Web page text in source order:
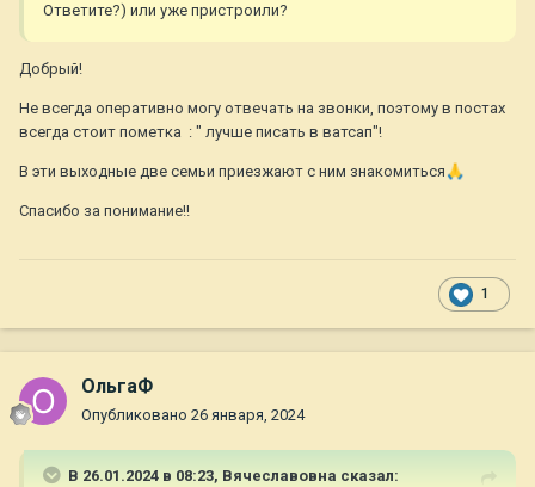
Ответите?) или уже пристроили?
Добрый!
Не всегда оперативно могу отвечать на звонки, поэтому в постах
всегда стоит пометка : " лучше писать в ватсап"!
В эти выходные две семьи приезжают с ним знакомиться 🙏
Спасибо за понимание!!
1
ОльгаФ
Опубликовано 26 января, 2024
В 26.01.2024 в 08:23, Вячеславовна сказал: